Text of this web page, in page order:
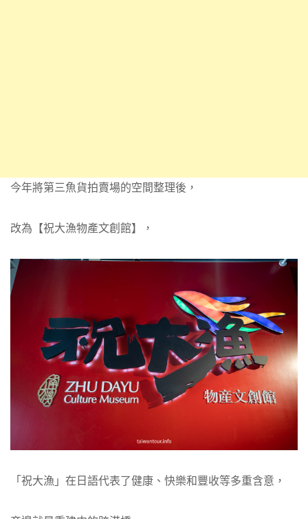
今年將第三魚貨拍賣場的空間整理後，
改為【祝大漁物產文創館】，
「祝大漁」在日語代表了健康、快樂和豐收等多重含意，